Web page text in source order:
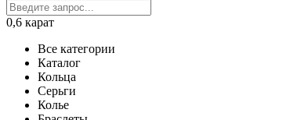
0,6 карат
Все категории
Каталог
Кольца
Серьги
Колье